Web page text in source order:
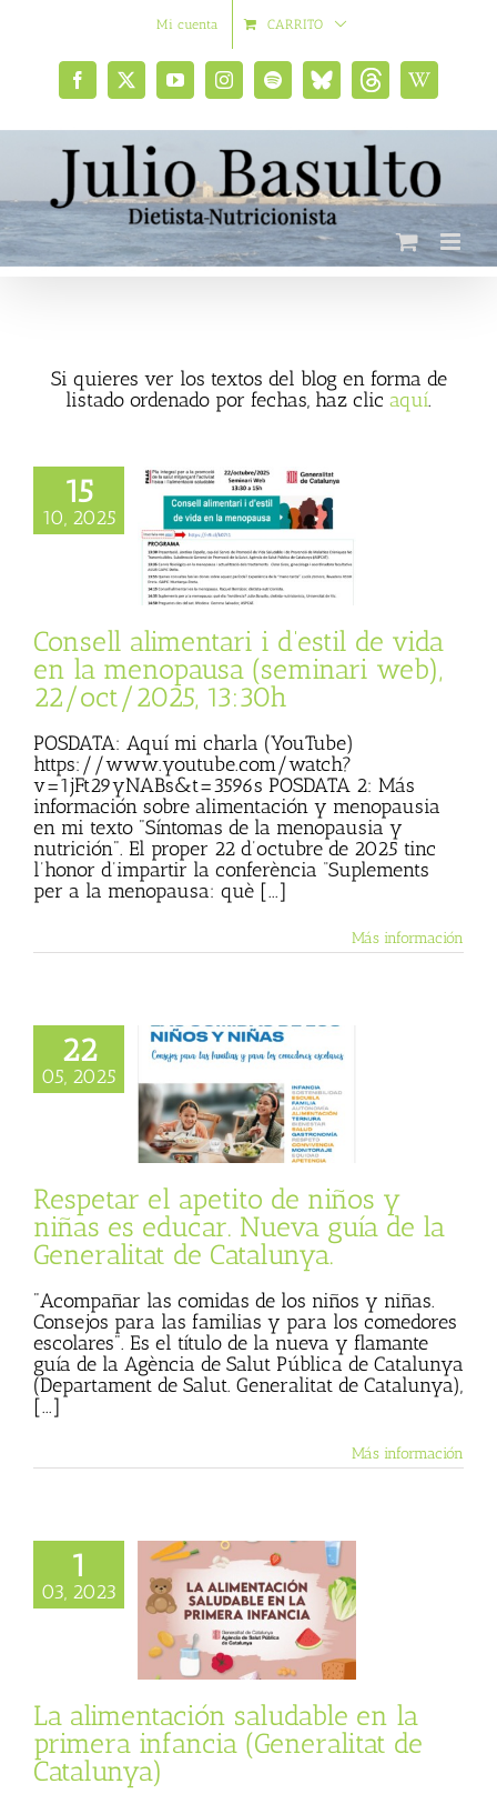
Mi cuenta CARRITO
Facebook
X YouTubeInstagramSpotifyBluesky
social
ThreadsWikipedia
Si quieres ver los textos del blog en forma de
listado ordenado por fechas, haz clic aquí.
15
10, 2025
i d’estil
la menopausa
Consell alimentari i d’estil de vida
en la menopausa (seminari web),
22/oct/2025, 13:30h
POSDATA: Aquí mi charla (YouTube)
https://www.youtube.com/watch?
v=1jFt29yNABs&t=3596s POSDATA 2: Más
información sobre alimentación y menopausia
en mi texto "Síntomas de la menopausia y
nutrición". El proper 22 d’octubre de 2025 tinc
l’honor d’impartir la conferència “Suplements
per a la menopausa: què [...]
Más información
22
05, 2025
el apetito de
es educar.
guía de la
BasultoRespetar el apetito de niños y
niñas es educar. Nueva guía de la
Generalitat de Catalunya.
"Acompañar las comidas de los niños y niñas.
Consejos para las familias y para los comedores
escolares". Es el título de la nueva y flamante
guía de la Agència de Salut Pública de Catalunya
(Departament de Salut. Generalitat de Catalunya),
[...]
Más información
1
03, 2023
saludable
infancia
La alimentación saludable en la
primera infancia (Generalitat de
Catalunya)